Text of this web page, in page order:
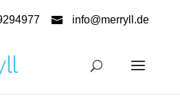
info@merryll.de